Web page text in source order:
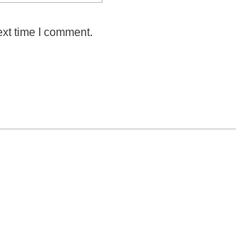
time I comment.